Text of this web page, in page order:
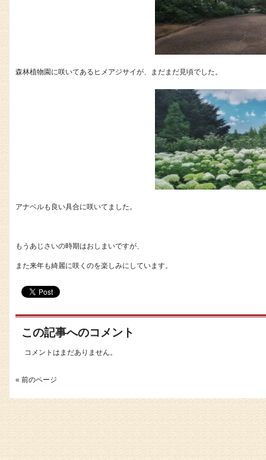
森林植物園に咲いてあるヒメアジサイが、まだまだ見頃でした。
アナベルも良い具合に咲いてました。
もうあじさいの時期はおしまいですが、
また来年も綺麗に咲くのを楽しみにしています。
この記事へのコメント
コメントはまだありません。
« 前のページ